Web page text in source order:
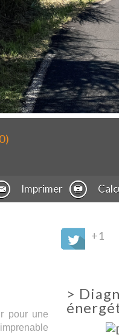
Imprimer
+1
pour une
>